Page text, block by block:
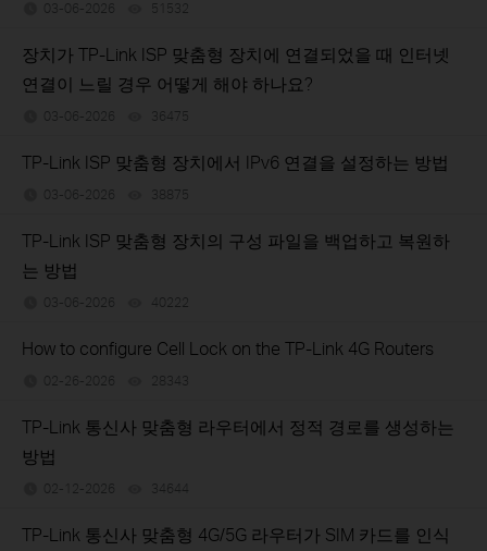
03-06-2026 51532
장치가 TP-Link ISP 맞춤형 장치에 연결되었을 때 인터넷
연결이 느릴 경우 어떻게 해야 하나요?
03-06-2026 36475
TP-Link ISP 맞춤형 장치에서 IPv6 연결을 설정하는 방법
03-06-2026 38875
TP-Link ISP 맞춤형 장치의 구성 파일을 백업하고 복원하
는 방법
03-06-2026 40222
How to configure Cell Lock on the TP-Link 4G Routers
02-26-2026 28343
TP-Link 통신사 맞춤형 라우터에서 정적 경로를 생성하는
방법
02-12-2026 34644
TP-Link 통신사 맞춤형 4G/5G 라우터가 SIM 카드를 인식